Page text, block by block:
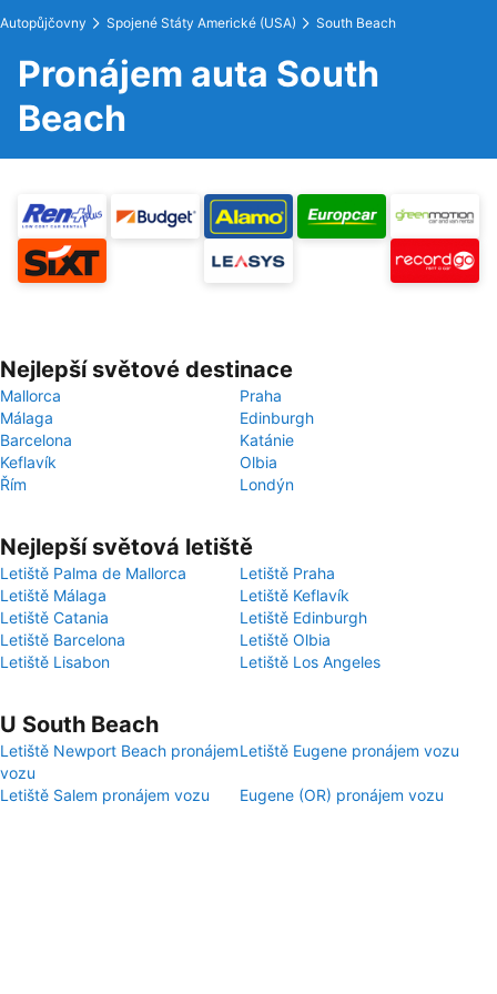
Autopůjčovny Spojené Státy Americké (USA) South Beach
Pronájem auta South
Beach
Nejlepší světové destinace
Mallorca
Praha
Málaga
Edinburgh
Barcelona
Katánie
Keflavík
Olbia
Řím
Londýn
Nejlepší světová letiště
Letiště Palma de Mallorca
Letiště Praha
Letiště Málaga
Letiště Keflavík
Letiště Catania
Letiště Edinburgh
Letiště Barcelona
Letiště Olbia
Letiště Lisabon
Letiště Los Angeles
U South Beach
Letiště Newport Beach pronájem
vozu
Letiště Eugene pronájem vozu
Letiště Salem pronájem vozu Eugene (OR) pronájem vozu